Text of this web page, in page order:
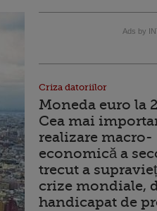
Ads by
Criza datoriilor
Moneda euro la
Cea mai
realizare macro-
economică a
trecut a
crize mondiale,
handicapat de